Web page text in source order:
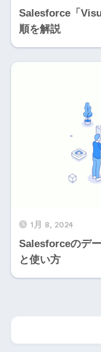
Salesforce「
順を解説
1月 8, 2024
Salesforceのデ
と使い方